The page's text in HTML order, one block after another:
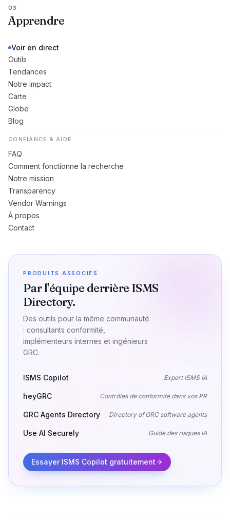
03
Apprendre
Voir en direct
Outils
Tendances
Notre impact
Carte
Globe
Blog
CONFIANCE & AIDE
FAQ
Comment fonctionne la recherche
Notre mission
Transparency
Vendor Warnings
À propos
Contact
PRODUITS ASSOCIÉS
Par l'équipe derrière ISMS
Directory.
Des outils pour la même communauté
: consultants conformité,
implémenteurs internes et ingénieurs
GRC.
ISMS Copilot Expert ISMS IA
heyGRC Contrôles de conformité dans vos PR
GRC Agents Directory Directory of GRC software agents
Use AI Securely Guide des risques IA
Essayer ISMS Copilot gratuitement